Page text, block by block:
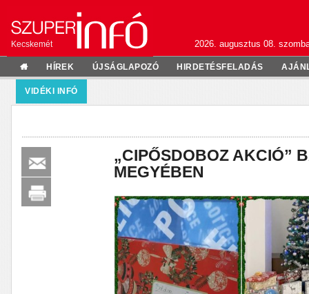
Kecskemét 2026. augusztus 08.
HÍREK ÚJSÁGLAPOZÓ HIRDETÉSFELADÁS
VIDÉKI INFÓ
„CIPŐSDOBOZ AKCIÓ”
MEGYÉBEN